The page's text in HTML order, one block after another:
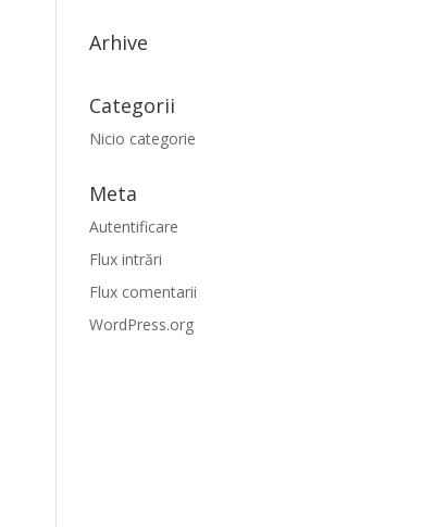
Arhive
Categorii
Nicio categorie
Meta
Autentificare
Flux intrări
Flux comentarii
WordPress.org